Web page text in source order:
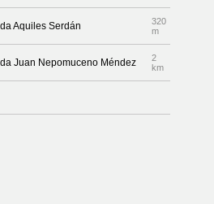
Aquiles Serdán
320
m
Juan Nepomuceno Méndez
2
km